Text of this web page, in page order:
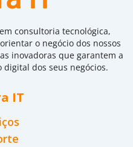
consultoria tecnológica,
o negócio dos nossos
inovadoras que garantem a
dos seus negócios.
IT